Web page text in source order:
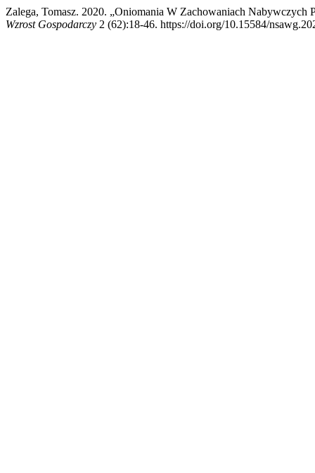
Zalega, Tomasz. 2020. „Oniomania W Zachowaniach
Wzrost Gospodarczy 2 (62):18-46. https://doi.org/10.15584/